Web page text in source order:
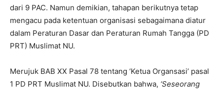
dari 9 PAC. Namun demikian, tahapan berikutnya tetap
mengacu pada ketentuan organisasi sebagaimana diatur
dalam Peraturan Dasar dan Peraturan Rumah Tangga (PD
PRT) Muslimat NU.
Merujuk BAB XX Pasal 78 tentang ‘Ketua Organsasi’ pasal
1 PD PRT Muslimat NU. Disebutkan bahwa, ‘Seseorang